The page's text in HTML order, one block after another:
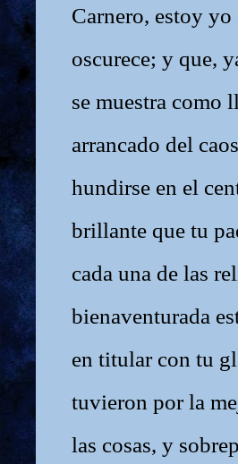
Carnero, estoy
oscurece; y que,
se muestra como
arrancado del
hundirse en el
brillante que tu
cada una de las
bienaventurada
en titular con tu
tuvieron por la
las cosas, y